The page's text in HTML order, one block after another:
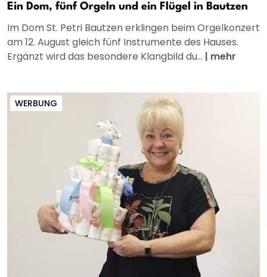
Ein Dom, fünf Orgeln und ein Flügel in Bautzen
Im Dom St. Petri Bautzen erklingen beim Orgelkonzert
am 12. August gleich fünf Instrumente des Hauses.
Ergänzt wird das besondere Klangbild du... | mehr
WERBUNG